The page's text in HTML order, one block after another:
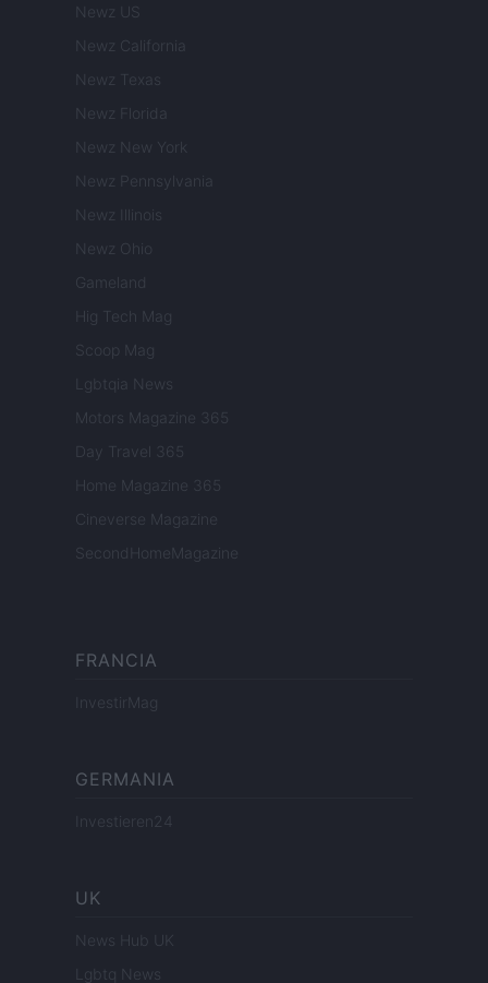
Newz US
Newz California
Newz Texas
Newz Florida
Newz New York
Newz Pennsylvania
Newz Illinois
Newz Ohio
Gameland
Hig Tech Mag
Scoop Mag
Lgbtqia News
Motors Magazine 365
Day Travel 365
Home Magazine 365
Cineverse Magazine
SecondHomeMagazine
FRANCIA
InvestirMag
GERMANIA
Investieren24
UK
News Hub UK
Lgbtq News